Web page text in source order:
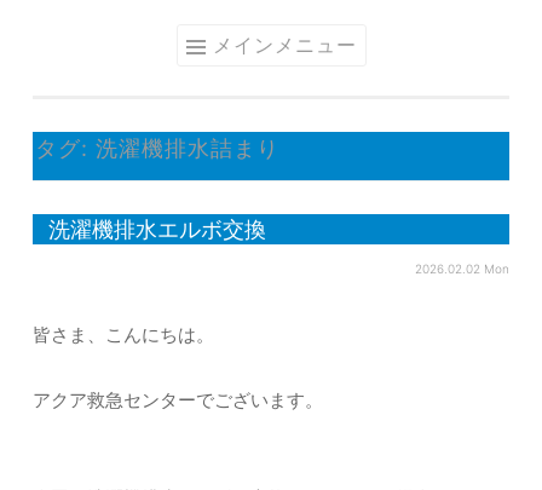
メインメニュー
タグ: 洗濯機排水詰まり
洗濯機排水エルボ交換
2026.02.02 Mon
皆さま、こんにちは。
アクア救急センターでございます。